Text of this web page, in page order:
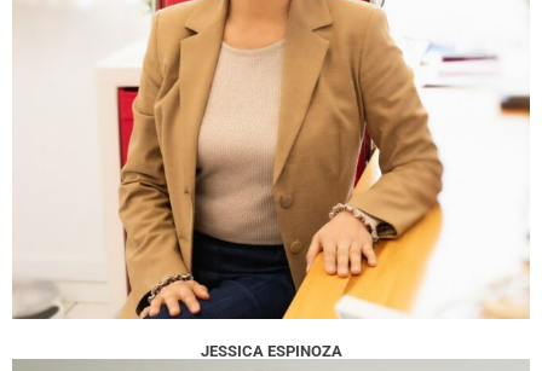
JESSICA ESPINOZA